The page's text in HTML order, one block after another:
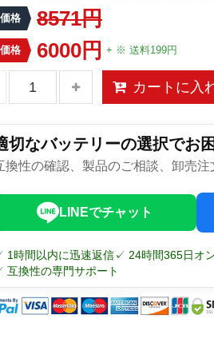
格 8571円
格 6000円 + ※ 送料199円
カートに入
切なバッテリーの選択でお
換性の確認、製品のご相談、卸売注
LINEでチャット
1時間以内に迅速返信✓ 24時間365日オ
互換性の専門サポート